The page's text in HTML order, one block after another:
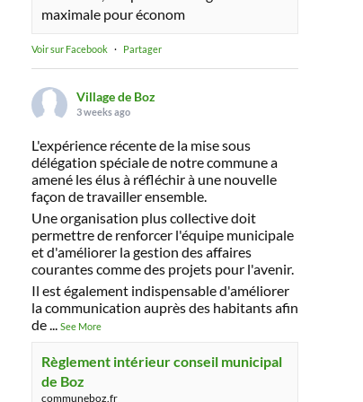
maximale pour économ
Voir sur Facebook · Partager
Village de Boz
3 weeks ago
L'expérience récente de la mise sous
délégation spéciale de notre commune a
amené les élus à réfléchir à une nouvelle
façon de travailler ensemble.
Une organisation plus collective doit
permettre de renforcer l'équipe municipale
et d'améliorer la gestion des affaires
courantes comme des projets pour l'avenir.
Il est également indispensable d'améliorer
la communication auprès des habitants afin
de... See More
Règlement intérieur conseil municipal
de Boz
communeboz.fr